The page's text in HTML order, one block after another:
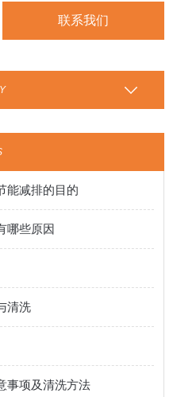
联系我们
能减排的目的
哪些原因
清洗
事项及清洗方法